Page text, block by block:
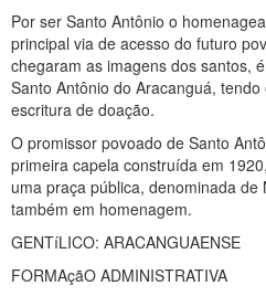
Por ser Santo Antônio o
principal via de acesso do futuro
chegaram as imagens dos santos,
Santo Antônio do Aracanguá,
escritura de doação.
O promissor povoado de Santo
primeira capela construída em
uma praça pública, denominada de
também em homenagem.
GENTíLICO: ARACANGUAENSE
FORMAçãO ADMINISTRATIVA